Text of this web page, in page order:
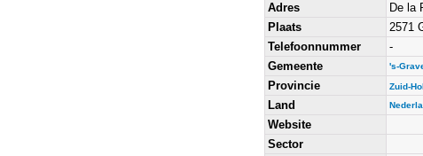
Adres
De la
Plaats
2571
Telefoonnummer
-
Gemeente
's-
Provincie Zuid-
Land
Website
Sector